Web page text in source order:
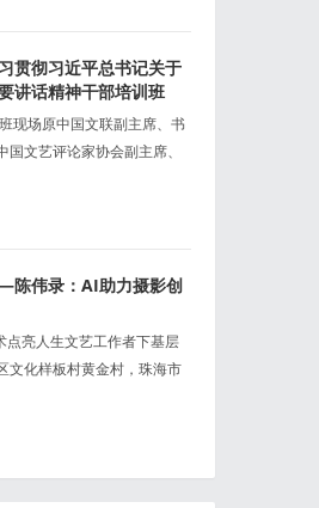
贯彻习近平总书记关于
讲话精神干部培训班
现场原中国文联副主席、书
文艺评论家协会副主席、
陈伟录：AI助力摄影创
亮人生文艺工作者下基层
文化样板村黄金村，珠海市